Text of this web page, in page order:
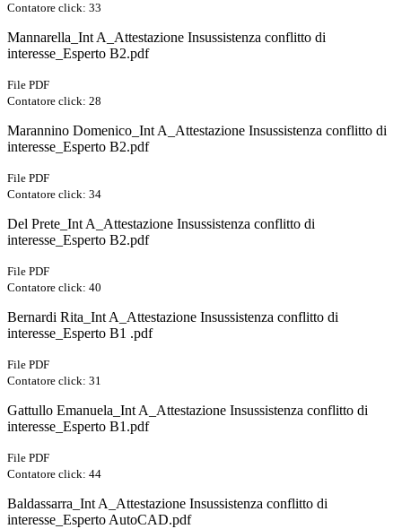
Contatore click: 33
Mannarella_Int A_Attestazione Insussistenza conflitto di
interesse_Esperto B2.pdf
File PDF
Contatore click: 28
Marannino Domenico_Int A_Attestazione Insussistenza conflitto di
interesse_Esperto B2.pdf
File PDF
Contatore click: 34
Del Prete_Int A_Attestazione Insussistenza conflitto di
interesse_Esperto B2.pdf
File PDF
Contatore click: 40
Bernardi Rita_Int A_Attestazione Insussistenza conflitto di
interesse_Esperto B1 .pdf
File PDF
Contatore click: 31
Gattullo Emanuela_Int A_Attestazione Insussistenza conflitto di
interesse_Esperto B1.pdf
File PDF
Contatore click: 44
Baldassarra_Int A_Attestazione Insussistenza conflitto di
interesse_Esperto AutoCAD.pdf